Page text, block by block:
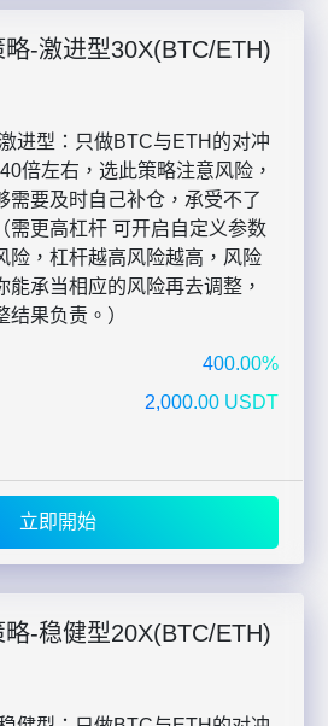
-激进型30X(BTC/ETH)
进型：只做BTC与ETH的对冲
倍左右，选此策略注意风险，
需要及时自己补仓，承受不了
需更高杠杆 可开启自定义参数
险，杠杆越高风险越高，风险
能承当相应的风险再去调整，
结果负责。）
400.00%
2,000.00 USDT
立即開始
-稳健型20X(BTC/ETH)